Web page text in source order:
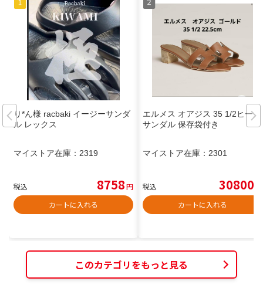
り*ん様 racbaki イージーサンダ
ル レックス
マイストア在庫： 2319
税込 8758円
カートに入れる
エルメス オアジス 35 1/2ヒール
サンダル 保存袋付き
マイストア在庫： 2301
税込 30800
カートに入れる
このカテゴリをもっと見る